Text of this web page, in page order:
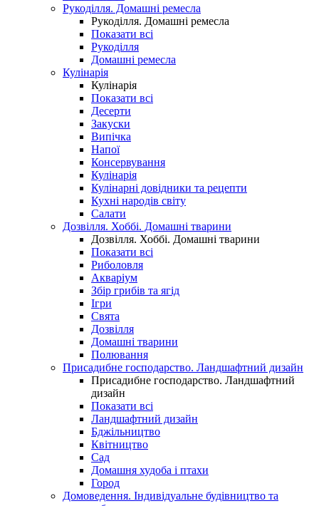
Рукоділля. Домашні ремесла
Рукоділля. Домашні ремесла
Показати всі
Рукоділля
Домашні ремесла
Кулінарія
Кулінарія
Показати всі
Десерти
Закуски
Випічка
Напої
Консервування
Кулінарія
Кулінарні довідники та рецепти
Кухні народів світу
Салати
Дозвілля. Хоббі. Домашні тварини
Дозвілля. Хоббі. Домашні тварини
Показати всі
Риболовля
Акваріум
Збір грибів та ягід
Ігри
Свята
Дозвілля
Домашні тварини
Полювання
Присадибне господарство. Ландшафтний дизайн
Присадибне господарство. Ландшафтний
дизайн
Показати всі
Ландшафтний дизайн
Бджільництво
Квітництво
Сад
Домашня худоба і птахи
Город
Домоведення. Індивідуальне будівництво та